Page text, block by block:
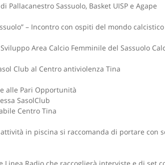
Pallacanestro Sassuolo, Basket UISP e Agape
– Incontro con ospiti del mondo calcistico
Area Calcio Femminile del Sassuolo
Club al Centro antiviolenza Tina
alle Pari Opportunità
SasolClub
Centro Tina
in piscina si raccomanda di portare con
Radio che raccoglierà interviste e dj set